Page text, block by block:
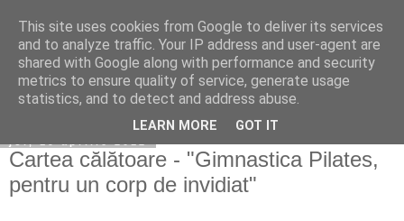
Copilarim
Cartea călătoare - "Gimnastica Pilates,
pentru un corp de invidiat"
This site uses cookies from Google to deliver its services
and to analyze traffic. Your IP address and user-agent are
shared with Google along with performance and security
metrics to ensure quality of service, generate usage
statistics, and to detect and address abuse.
LEARN MORE GOT IT